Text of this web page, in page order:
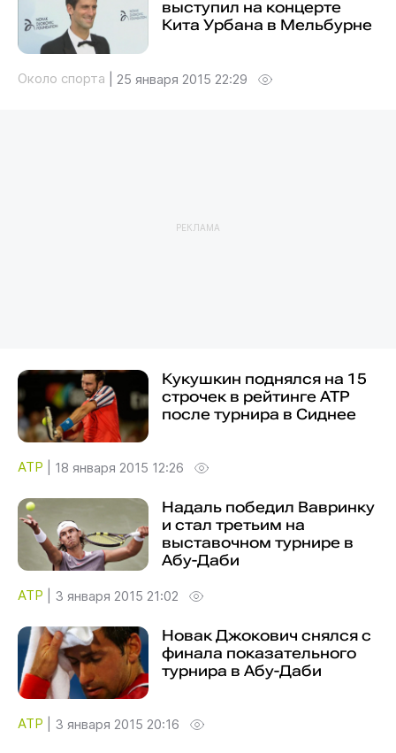
выступил на концерте
Кита Урбана в Мельбурне
Около спорта 25 января 2015 22:29
РЕКЛАМА
Кукушкин поднялся на 15
строчек в рейтинге ATP
после турнира в Сиднее
ATP 18 января 2015 12:26
Надаль победил Вавринку
и стал третьим на
выставочном турнире в
Абу-Даби
ATP 3 января 2015 21:02
Новак Джокович снялся с
финала показательного
турнира в Абу-Даби
ATP 3 января 2015 20:16